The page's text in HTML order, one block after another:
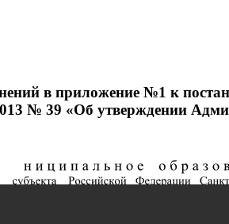
в приложение №1 к
№ 39 «Об утверждении